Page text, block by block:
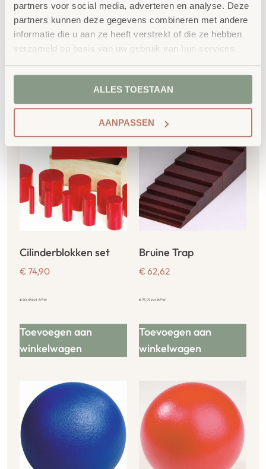
partners voor social media, adverteren en analyse. Deze
partners kunnen deze gegevens combineren met andere
informatie die u aan ze heeft verstrekt of die ze hebben
verzameld op basis van uw gebruik van hun services.
ALLES TOESTAAN
AANPASSEN
Gerelateerde
producten
Cilinderblokken set
€ 74,90
€90,63incl. BTW
Toevoegen aan
winkelwagen
Bruine Trap
€ 62,62
€75,77incl. BTW
Toevoegen aan
winkelwagen